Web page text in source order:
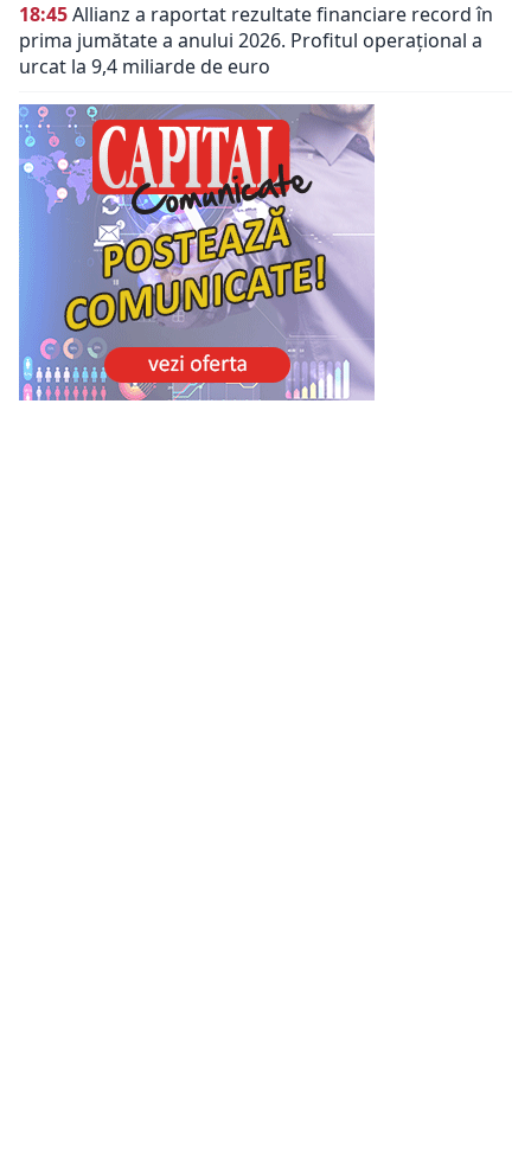
18:45Allianz a raportat rezultate financiare record în
prima jumătate a anului 2026. Profitul operațional a
urcat la 9,4 miliarde de euro